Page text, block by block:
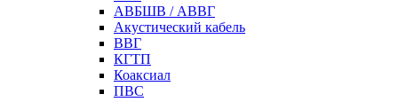
АВБШВ / АВВГ
Акустический кабель
ВВГ
КГТП
Коаксиал
ПВС